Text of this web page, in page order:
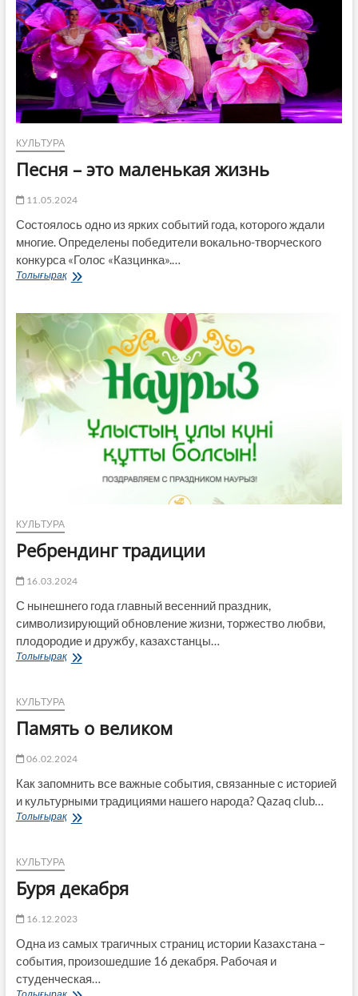
КУЛЬТУРА
Песня – это маленькая жизнь
11.05.2024
Состоялось одно из ярких событий года, которого ждали
многие. Определены победители вокально-творческого
конкурса «Голос «Казцинка».…
ТолығырақПесня
маленькая
жизнь
КУЛЬТУРА
Ребрендинг традиции
16.03.2024
С нынешнего года главный весенний праздник,
символизирующий обновление жизни, торжество любви,
плодородие и дружбу, казахстанцы…
ТолығырақРебрендинг
КУЛЬТУРА
Память о великом
06.02.2024
Как запомнить все важные события, связанные с историей
и культурными традициями нашего народа? Qazaq club…
ТолығырақПамять
КУЛЬТУРА
Буря декабря
16.12.2023
Одна из самых трагичных страниц истории Казахстана –
события, произошедшие 16 декабря. Рабочая и
студенческая…
Буря